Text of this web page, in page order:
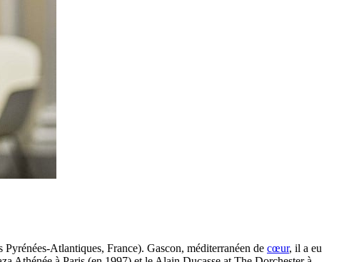
Atlantiques, France). Gascon, méditerranéen de cœur, il a eu